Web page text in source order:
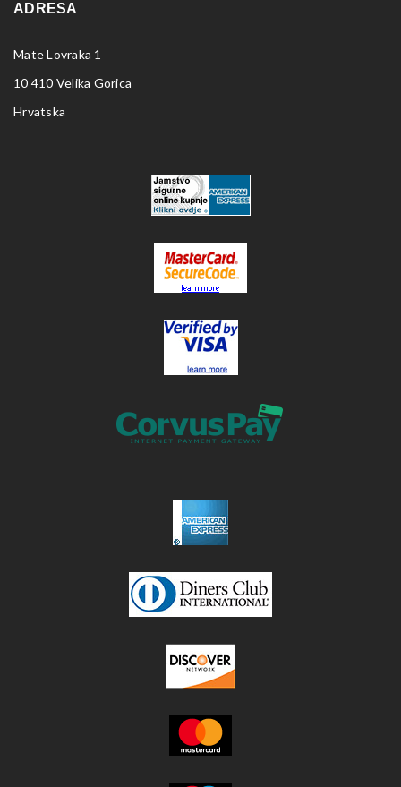
ADRESA
Mate Lovraka 1
10 410 Velika Gorica
Hrvatska